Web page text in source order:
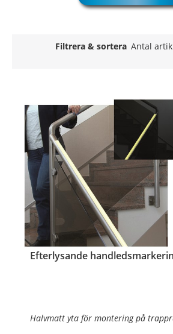
Filtrera & sortera Antal
Efterlysande
Halvmatt yta för montering på